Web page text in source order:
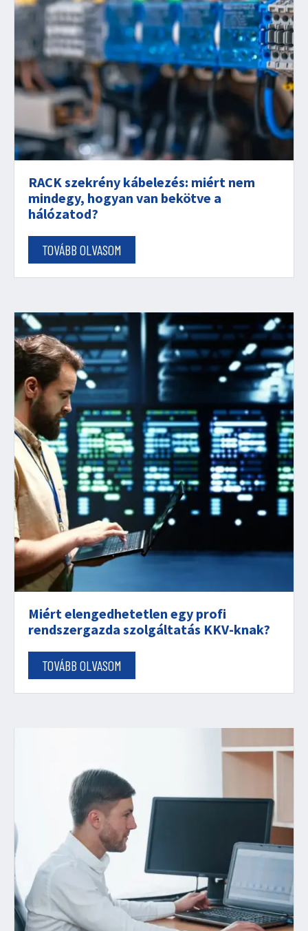
RACK szekrény kábelezés: miért nem
mindegy, hogyan van bekötve a
hálózatod?
TOVÁBB OLVASOM
Miért elengedhetetlen egy profi
rendszergazda szolgáltatás KKV-knak?
TOVÁBB OLVASOM